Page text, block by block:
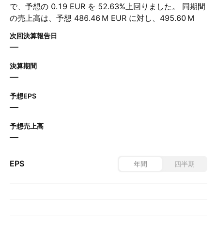
で、予想の 0.19 EUR を 52.63%上回りました。 同期間
の売上高は、予想 ‪486.46 M‬ EUR に対し、‪495.60 M‬
EUR に達しました。 次の四半期について、アナリスト
は1株当たり利益が 0.55 EUR、売上高が ‪531.05 M‬ EUR
次回決算報告日
—
決算期間
—
予想EPS
—
予想売上高
—
EPS 年間 四半期